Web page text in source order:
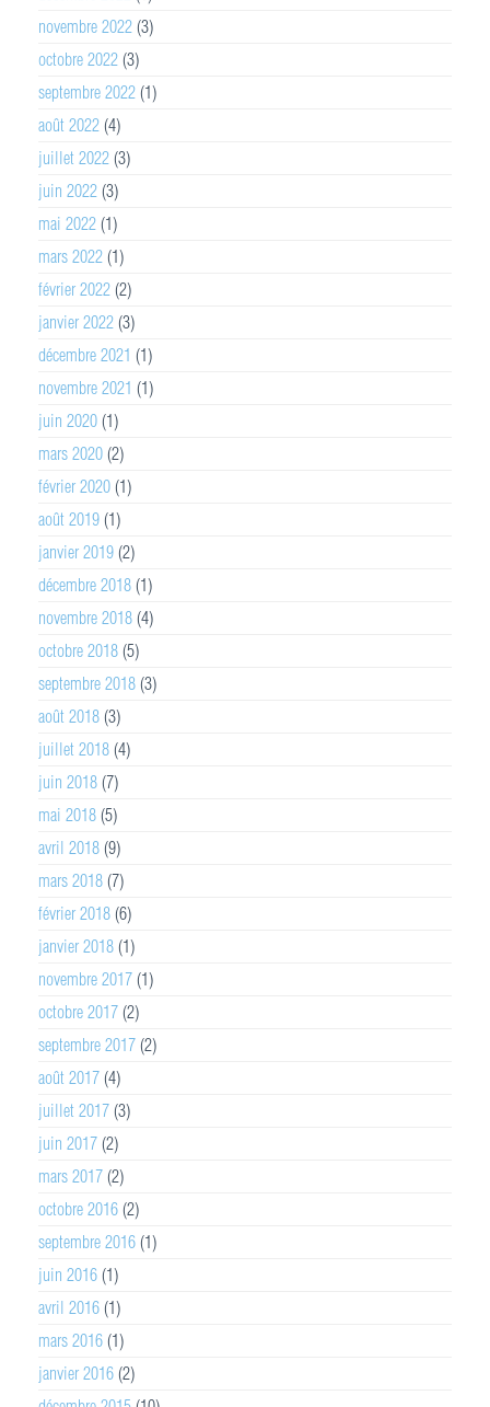
novembre 2022 (3)
octobre 2022 (3)
septembre 2022 (1)
août 2022 (4)
juillet 2022 (3)
juin 2022 (3)
mai 2022 (1)
mars 2022 (1)
février 2022 (2)
janvier 2022 (3)
décembre 2021 (1)
novembre 2021 (1)
juin 2020 (1)
mars 2020 (2)
février 2020 (1)
août 2019 (1)
janvier 2019 (2)
décembre 2018 (1)
novembre 2018 (4)
octobre 2018 (5)
septembre 2018 (3)
août 2018 (3)
juillet 2018 (4)
juin 2018 (7)
mai 2018 (5)
avril 2018 (9)
mars 2018 (7)
février 2018 (6)
janvier 2018 (1)
novembre 2017 (1)
octobre 2017 (2)
septembre 2017 (2)
août 2017 (4)
juillet 2017 (3)
juin 2017 (2)
mars 2017 (2)
octobre 2016 (2)
septembre 2016 (1)
juin 2016 (1)
avril 2016 (1)
mars 2016 (1)
janvier 2016 (2)